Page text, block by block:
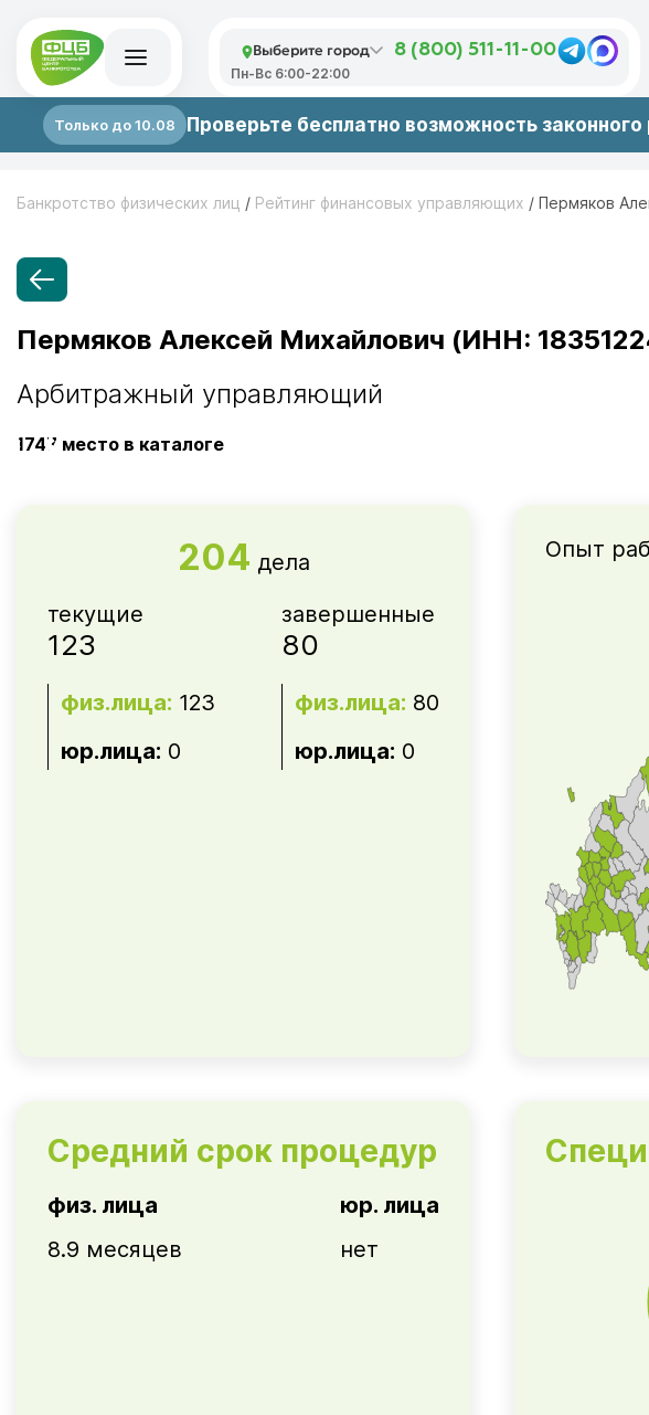
Выберите город 8 (800) 511-11-00
Пн-Вс 6:00-22:00
Только до 10.08 Проверьте бесплатно возможность
Банкротство физических лиц / Рейтинг финансовых управляющих / Пермяков
Пермяков Алексей Михайлович (ИНН:
Арбитражный управляющий
1747 место в каталоге
204 дела
текущие
123
физ.лица: 123
юр.лица: 0
завершенные
80
физ.лица: 80
юр.лица: 0
Опыт
Средний срок процедур
физ. лица
8.9 месяцев
юр. лица
нет